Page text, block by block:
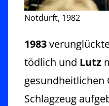
Notdurft, 1982
1983
tödlich und Lutz
gesundheitlichen
Schlagzeug